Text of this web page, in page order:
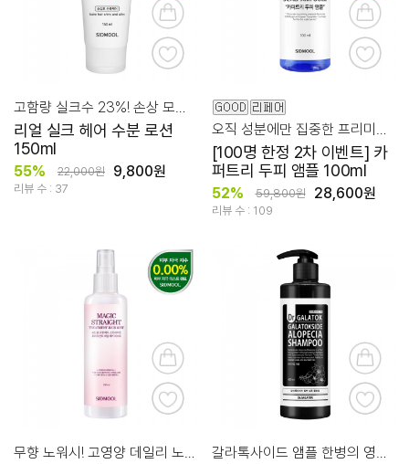
리얼 실크 헤어 수분 로션
150ml
55% 22,000원 9,800원
리뷰 수 : 37
[100명 한정 2차 이벤트] 카
퍼트리 두피 앰플 100ml
52% 59,800원 28,600원
리뷰 수 : 109